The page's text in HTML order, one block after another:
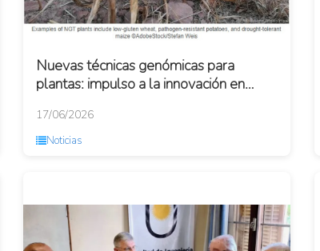
Nuevas técnicas genómicas para
plantas: impulso a la innovación en
17/06/2026
Noticias